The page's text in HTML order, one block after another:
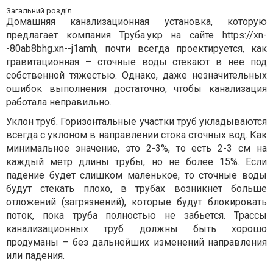
Загальний розділ
Домашняя канализационная установка, которую
предлагает компания Труба.укр на сайте https://xn-
-80ab8bhg.xn--j1amh, почти всегда проектируется, как
гравитационная – сточные воды стекают в нее под
собственной тяжестью. Однако, даже незначительных
ошибок выполнения достаточно, чтобы канализация
работала неправильно.
Уклон труб. Горизонтальные участки труб укладываются
всегда с уклоном в направлении стока сточных вод. Как
минимальное значение, это 2-3%, то есть 2-3 см на
каждый метр длины трубы, но не более 15%. Если
падение будет слишком маленькое, то сточные воды
будут стекать плохо, в трубах возникнет больше
отложений (загрязнений), которые будут блокировать
поток, пока труба полностью не забьется. Трассы
канализационных труб должны быть хорошо
продуманы – без дальнейших изменений направления
или падения.